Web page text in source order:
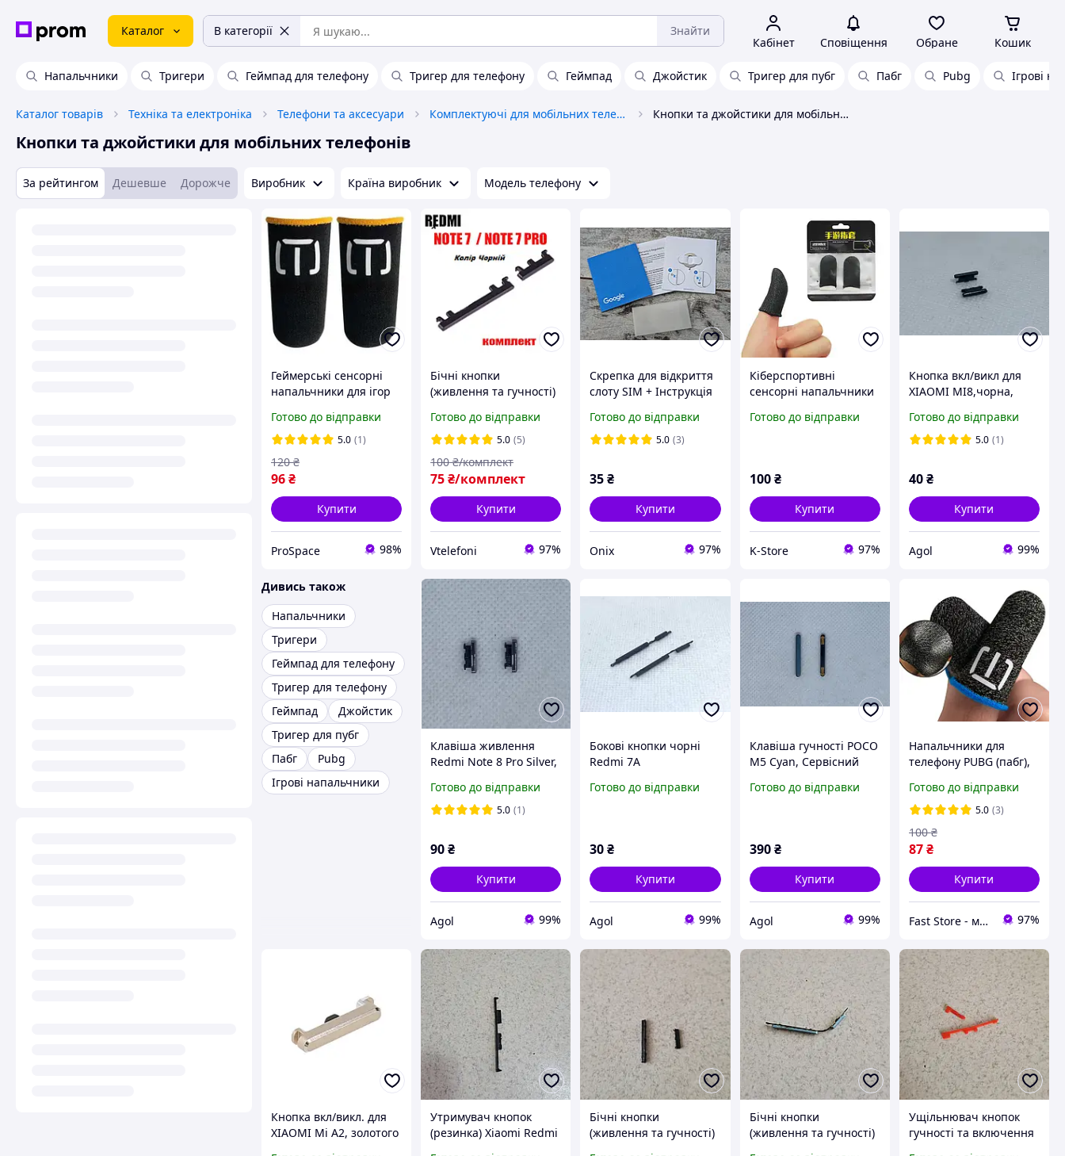
Каталог В категорії Знайти
Кабінет Сповіщення Обране Кошик
Напальчники Тригери Геймпад для телефону Тригер для телефону Геймпад Джойстик Тригер для пубг Пабг Pubg Ігрові
Каталог товарів Техніка та електроніка Телефони та аксесуари Комплектуючі для мобільних телефонів Кнопки та джойстики для мобільних телефонів
Кнопки та джойстики для мобільних телефонів
За рейтингом Дешевше Дорожче Виробник Країна виробник Модель телефону
Геймерські сенсорні
напальчники для ігор
Готово до відправки
5.0 (1)
96₴
120 ₴
Купити
ProSpace 98%
Бічні кнопки
(живлення та гучності)
7 колір чорний
Готово до відправки
5.0 (5)
75₴/комплект
100 ₴/комплект
Купити
Vtelefoni 97%
Скрепка для відкриття
слоту SIM + Інструкція
Готово до відправки
5.0 (3)
35₴
Купити
Onix 97%
Кіберспортивні
сенсорні напальчники
CoD (геймпад тригери
Готово до відправки
100 ₴
Купити
K-Store 97%
Кнопка вкл/викл для
XIAOMI MI8,чорна,
(3400447000A4)
Готово до відправки
5.0 (1)
40₴
Купити
Agol 99%
Дивись також
Напальчники
Тригери
Геймпад для телефону
Тригер для телефону
Геймпад
Джойстик
Тригер для пубг
Пабг
Pubg
Ігрові напальчники
Клавіша живлення
Redmi Note 8 Pro Silver,
(485090210050)
Готово до відправки
5.0 (1)
90₴
Купити
Agol 99%
Бокові кнопки чорні
Redmi 7A
Готово до відправки
30₴
Купити
Agol 99%
Клавіша гучності POCO
M5 Cyan, Сервісний
(34310000869X)
Готово до відправки
390 ₴
Купити
Agol 99%
Напальчники для
телефону PUBG (пабг),
геймпада, геймерські
тканинні для PUBG,
м'які
Готово до відправки
5.0 (3)
87₴
100 ₴
Купити
Fast Store - магазин аксесуарів та гаджетів 97%
Кнопка вкл/викл. для
XIAOMI Mi A2, золотого
Утримувач кнопок
(резинка) Xiaomi Redmi
Бічні кнопки
(живлення та гучності)
Бічні кнопки
(живлення та гучності)
Ущільнювач кнопок
гучності та включення